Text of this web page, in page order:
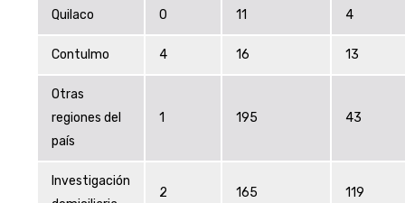
Quilaco 0 11 4
Contulmo 4 16 13
Otras
regiones del
país
1 195 43
Investigación
2 165 119